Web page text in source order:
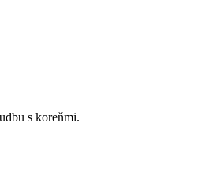
s koreňmi.